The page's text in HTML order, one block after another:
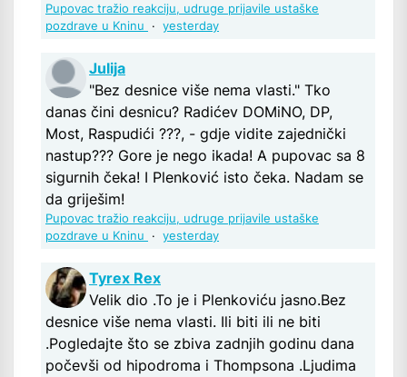
Pupovac tražio reakciju, udruge prijavile ustaške
pozdrave u Kninu
· yesterday
Julija
"Bez desnice više nema vlasti." Tko
danas čini desnicu? Radićev DOMiNO, DP,
Most, Raspudići ???, - gdje vidite zajednički
nastup??? Gore je nego ikada! A pupovac sa 8
sigurnih čeka! I Plenković isto čeka. Nadam se
da griješim!
Pupovac tražio reakciju, udruge prijavile ustaške
pozdrave u Kninu
· yesterday
Tyrex Rex
Velik dio .To je i Plenkoviću jasno.Bez
desnice više nema vlasti. Ili biti ili ne biti
.Pogledajte što se zbiva zadnjih godinu dana
počevši od hipodroma i Thompsona .Ljudima